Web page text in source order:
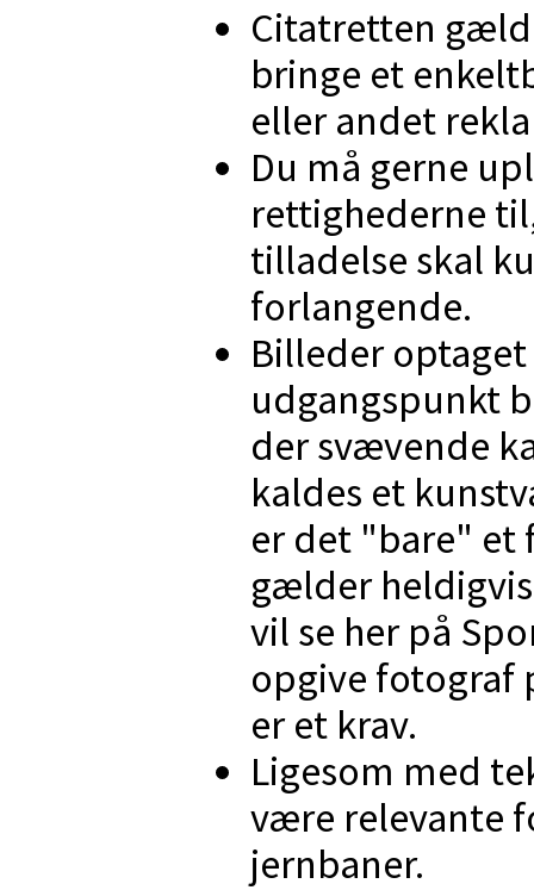
Citatretten
bringe et
eller andet
Du må gerne
rettighederne
tilladelse skal
forlangende.
Billeder
udgangspunkt
der svævende
kaldes et
er det "bare" et
gælder
vil se her på
opgive fotograf
er et krav.
Ligesom med
være relevante
jernbaner.